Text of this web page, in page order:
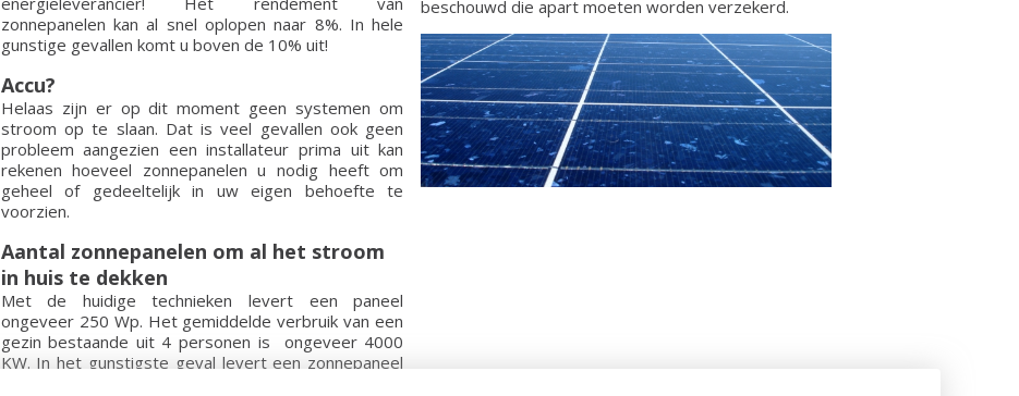
zonnepanelen kan al snel oplopen naar 8%. In hele
gunstige gevallen komt u boven de 10% uit!
Accu?
Helaas zijn er op dit moment geen systemen om
stroom op te slaan. Dat is veel gevallen ook geen
probleem aangezien een installateur prima uit kan
rekenen hoeveel zonnepanelen u nodig heeft om
geheel of gedeeltelijk in uw eigen behoefte te
voorzien.
Aantal zonnepanelen om al het stroom
in huis te dekken
Met de huidige technieken levert een paneel
ongeveer 250 Wp. Het gemiddelde verbruik van een
gezin bestaande uit 4 personen is ongeveer 4000
KW. In het gunstigste geval levert een zonnepaneel
beschouwd die apart moeten worden verzekerd.